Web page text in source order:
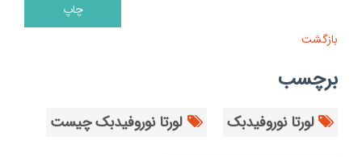
بازگشت
برچسب
لورتا نوروفیدبک لورتا نوروفیدبک چیست